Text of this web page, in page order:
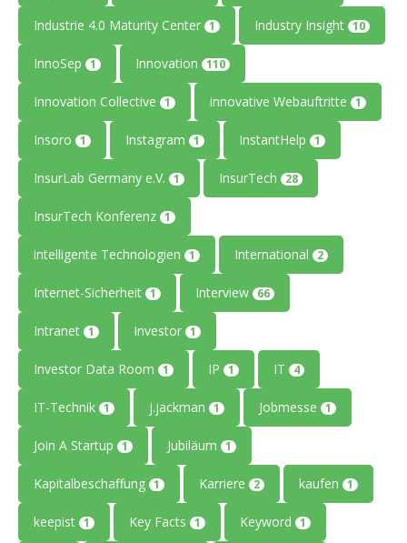
Industrie 4.0 Maturity Center 1 Industry Insight 10
InnoSep 1 Innovation 110
Innovation Collective 1 innovative Webauftritte 1
Insoro 1 Instagram 1 InstantHelp 1
InsurLab Germany e.V. 1 InsurTech 28
InsurTech Konferenz 1
intelligente Technologien 1 International 2
Internet-Sicherheit 1 Interview 66
Intranet 1 Investor 1
Investor Data Room 1 IP 1 IT 4
IT-Technik 1 j.jackman 1 Jobmesse 1
Join A Startup 1 Jubiläum 1
Kapitalbeschaffung 1 Karriere 2 kaufen 1
keepist 1 Key Facts 1 Keyword 1